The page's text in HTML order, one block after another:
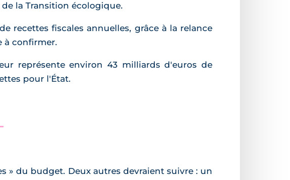
la Transition écologique.
recettes fiscales annuelles, grâce à la relance
à confirmer.
représente environ 43 milliards d'euros de
pour l'État.
» du budget. Deux autres devraient suivre : un